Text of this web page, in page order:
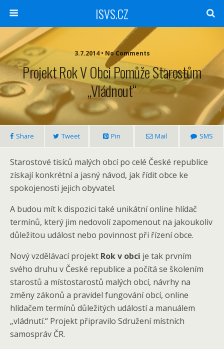
ISVS.CZ
3.7.2014 • No Comments
Projekt Rok V Obci Pomůže Starostům
„vládnout“
Share Tweet Pin Mail SMS
Starostové tisíců malých obcí po celé České republice
získají konkrétní a jasný návod, jak řídit obce ke
spokojenosti jejich obyvatel.
A budou mít k dispozici také unikátní online hlídač
termínů, který jim nedovolí zapomenout na jakoukoliv
důležitou událost nebo povinnost při řízení obce.
Nový vzdělávací projekt Rok v obci je tak prvním
svého druhu v České republice a počítá se školením
starostů a místostarostů malých obcí, návrhy na
změny zákonů a pravidel fungování obcí, online
hlídačem termínů důležitých událostí a manuálem
„vládnutí.“ Projekt připravilo Sdružení místních
samospráv ČR.